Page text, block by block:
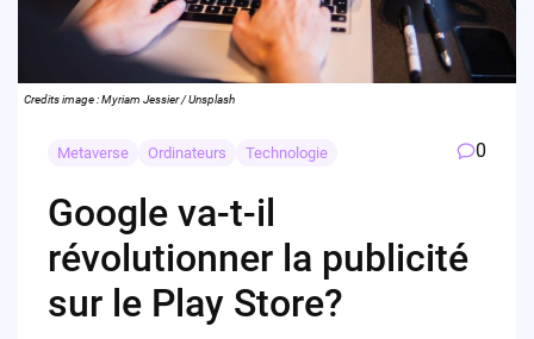
Credits image : Myriam Jessier / Unsplash
Metaverse Ordinateurs Technologie 0
Google va-t-il
révolutionner la publicité
sur le Play Store?